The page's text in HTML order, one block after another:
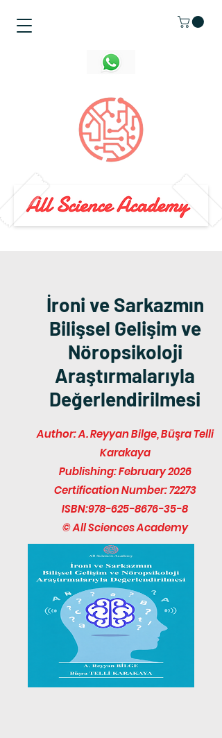
İroni ve Sarkazmın
Bilişsel Gelişim ve
Nöropsikoloji
Araştırmalarıyla
Değerlendirilmesi
Author: A. Reyyan Bilge, Büşra Telli
Karakaya
Publishing: February 2026
Certification Number: 72273
ISBN:978-625-8676-35-8
© All Sciences Academy